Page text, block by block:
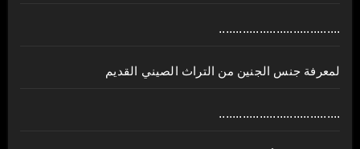
....................................
لمعرفة جنس الجنين من التراث الصيني القديم
....................................